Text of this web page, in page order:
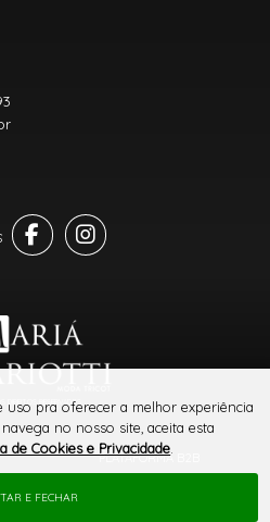
PLATAFORMA B2B
DIREITOS RESERVADOS
uso pra oferecer a melhor experiência
no nosso site, aceita esta
de Cookies e Privacidade
E FECHAR